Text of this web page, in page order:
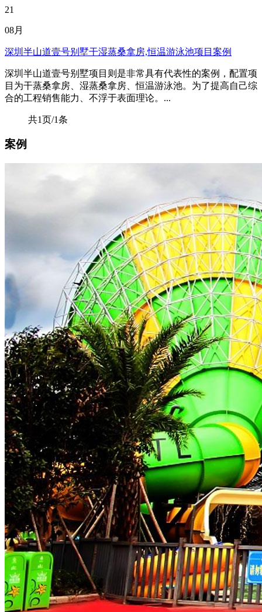
21
08月
深圳半山道壹号别墅干湿蒸桑拿房,恒温游泳池项目案例
深圳半山道壹号别墅项目则是非常具有代表性的案例，配置项
目为干蒸桑拿房、湿蒸桑拿房、恒温游泳池。为了提高自己综
合的工程销售能力、不浮于表面理论。...
共1页/1条
案例